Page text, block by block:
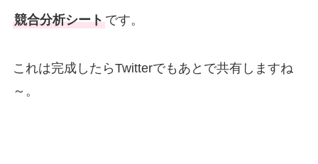
競合分析シートです。
これは完成したらTwitterでもあとで共有しますね
～。